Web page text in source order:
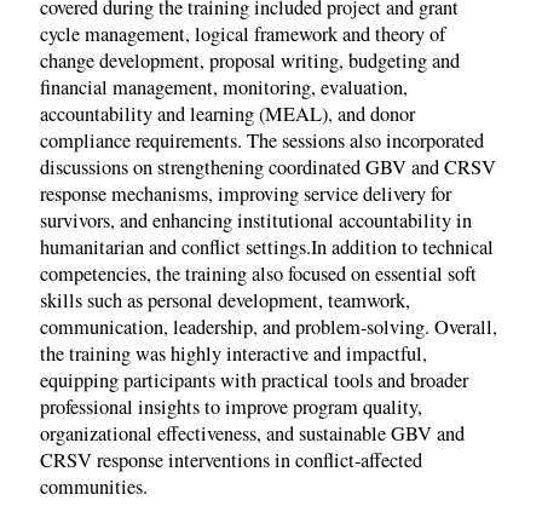
covered during the training included project and grant
cycle management, logical framework and theory of
change development, proposal writing, budgeting and
financial management, monitoring, evaluation,
accountability and learning (MEAL), and donor
compliance requirements. The sessions also incorporated
discussions on strengthening coordinated GBV and CRSV
response mechanisms, improving service delivery for
survivors, and enhancing institutional accountability in
humanitarian and conflict settings.In addition to technical
competencies, the training also focused on essential soft
skills such as personal development, teamwork,
communication, leadership, and problem-solving. Overall,
the training was highly interactive and impactful,
equipping participants with practical tools and broader
professional insights to improve program quality,
organizational effectiveness, and sustainable GBV and
CRSV response interventions in conflict-affected
communities.